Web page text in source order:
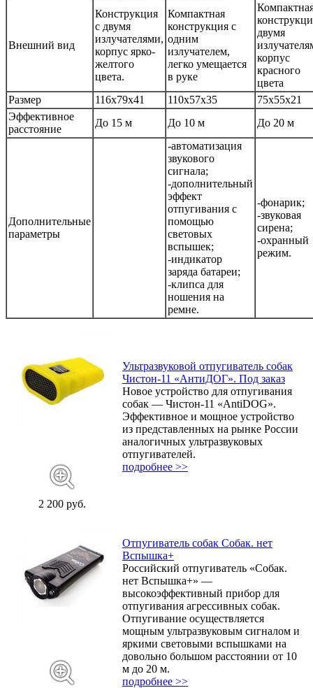
Внешний вид
Конструкция
с двумя
излучателями,
корпус ярко-
желтого
цвета.
Компактная
конструкция с
одним
излучателем,
легко умещается
в руке
двумя
корпус
красного
цвета
Размер
116х79х41 110х57х35
75x55x21
Эффективное
расстояние
До 15 м До 10 м До 20 м
Дополнительные
параметры
-автоматизация
звукового
сигнала;
-дополнительный
эффект
отпугивания с
помощью
световых
вспышек;
-индикатор
заряда батареи;
-клипса для
ношения на
ремне.
-фонарик;
-звуковая
сирена;
-охранный
режим.
2 200 руб.
Ультразвуковой отпугиватель собак
Чистон-11 «АнтиДОГ». Под заказ
Новое устройство для отпугивания
собак — Чистон-11 «AntiDOG».
Эффективное и мощное устройство
из представленных на рынке России
аналогичных ультразвуковых
отпугивателей.
подробнее >>
Отпугиватель собак Собак. нет
Вспышка+
Российский отпугиватель «Собак.
нет Вспышка+» —
высокоэффективный прибор для
отпугивания агрессивных собак.
Отпугивание осуществляется
мощным ультразвуковым сигналом и
яркими световыми вспышками на
довольно большом расстоянии от 10
м до 20 м.
подробнее >>